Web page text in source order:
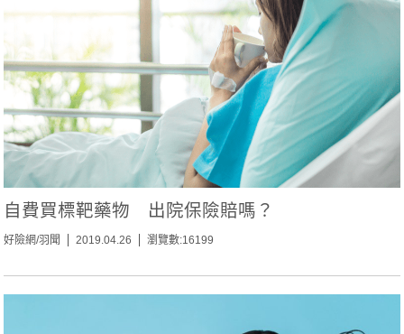
自費買標靶藥物 出院保險賠嗎？
好險網/羽聞 2019.04.26 瀏覽數:16199